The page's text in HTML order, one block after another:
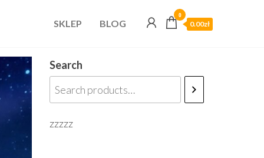
SKLEP BLOG
0
0.00zł
Search
zzzzz